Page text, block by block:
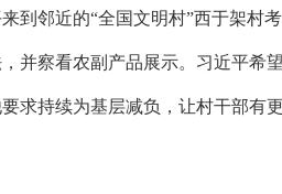
到邻近的“全国文明村”西于架村
并察看农副产品展示。习近平希
求持续为基层减负，让村干部有